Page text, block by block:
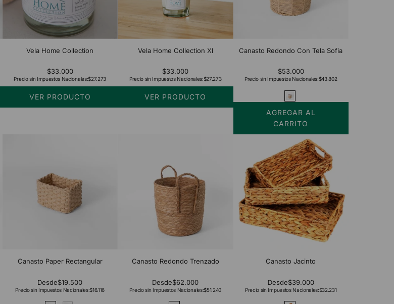
Vela Home Collection
$33.000
Precio sin Impuestos Nacionales:$27.273
VER PRODUCTO
Vela Home Collection Xl
$33.000
Precio sin Impuestos Nacionales:$27.273
VER PRODUCTO
Canasto Redondo Con Tela Sofia
$53.000
Precio sin Impuestos Nacionales:$43.802
AGREGAR AL
CARRITO
Redondo
Tela
Sofia
carrito
Canasto Paper Rectangular
Desde$19.500
Precio sin Impuestos Nacionales:$16.116
Canasto Redondo Trenzado
Desde$62.000
Precio sin Impuestos Nacionales:$51.240
Canasto Jacinto
Desde$39.000
Precio sin Impuestos Nacionales:$32.231